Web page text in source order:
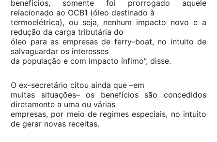
benefícios, somente foi prorrogado aquele
relacionado ao OCB1 (óleo destinado à
termoelétrica), ou seja, nenhum impacto novo e a
redução da carga tributária do
óleo para as empresas de ferry-boat, no intuito de
salvaguardar os interesses
da população e com impacto ínfimo”, disse.
O ex-secretário citou ainda que –em
muitas situações– os benefícios são concedidos
diretamente a uma ou várias
empresas, por meio de regimes especiais, no intuito
de gerar novas receitas.